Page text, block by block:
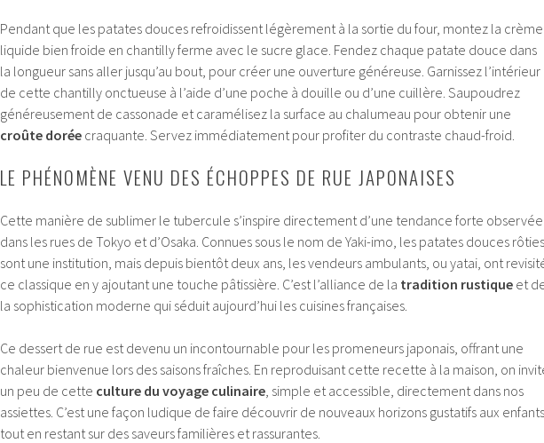
Pendant que les patates douces refroidissent légèrement à la sortie du four, montez la crème
liquide bien froide en chantilly ferme avec le sucre glace. Fendez chaque patate douce dans
la longueur sans aller jusqu’au bout, pour créer une ouverture généreuse. Garnissez l’intérieur
de cette chantilly onctueuse à l’aide d’une poche à douille ou d’une cuillère. Saupoudrez
généreusement de cassonade et caramélisez la surface au chalumeau pour obtenir une
croûte dorée craquante. Servez immédiatement pour profiter du contraste chaud-froid.
LE PHÉNOMÈNE VENU DES ÉCHOPPES DE RUE JAPONAISES
Cette manière de sublimer le tubercule s’inspire directement d’une tendance forte observée
dans les rues de Tokyo et d’Osaka. Connues sous le nom de Yaki-imo, les patates douces rôties
sont une institution, mais depuis bientôt deux ans, les vendeurs ambulants, ou yatai, ont
ce classique en y ajoutant une touche pâtissière. C’est l’alliance de la tradition rustique et
la sophistication moderne qui séduit aujourd’hui les cuisines françaises.
Ce dessert de rue est devenu un incontournable pour les promeneurs japonais, offrant une
chaleur bienvenue lors des saisons fraîches. En reproduisant cette recette à la maison, on
un peu de cette culture du voyage culinaire , simple et accessible, directement dans nos
assiettes. C’est une façon ludique de faire découvrir de nouveaux horizons gustatifs aux
tout en restant sur des saveurs familières et rassurantes.